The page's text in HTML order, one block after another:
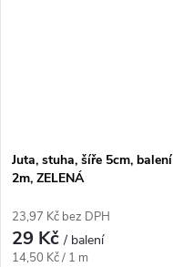
Juta, stuha, šíře 5cm, balení
2m, ZELENÁ
23,97 Kč bez DPH
29 Kč/ balení
Měrná
14,50 Kč / 1 m